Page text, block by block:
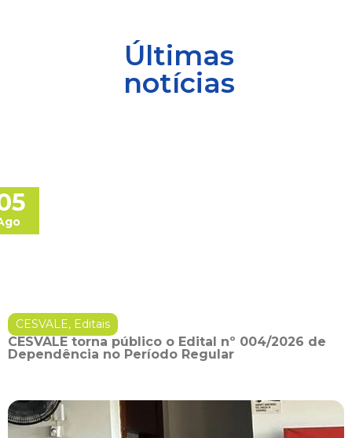
Últimas
notícias
CESVALE, Editais
CESVALE torna público o Edital nº 004/2026 de
Dependência no Período Regular